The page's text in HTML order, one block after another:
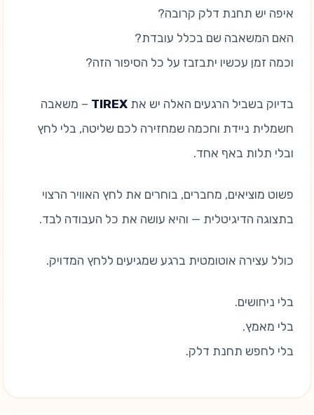
איפה יש תחנת דלק קרובה?
האם המשאבה שם בכלל עובדת?
וכמה זמן עכשיו יתבזבז על כל הסיפור הזה?
בדיוק בשביל הרגעים האלה יש את TIREX – משאבה
חשמלית ניידת וחכמה שמחזירה לכם שליטה, בלי לחץ
ובלי תלות באף אחד.
פשוט מוציאים, מחברים, בוחרים את לחץ האוויר הרצוי
בתצוגה הדיגיטלית — והיא עושה את כל העבודה לבד.
כולל עצירה אוטומטית ברגע שמגיעים ללחץ המדויק.
בלי ניחושים.
בלי מאמץ.
בלי לחפש תחנת דלק.